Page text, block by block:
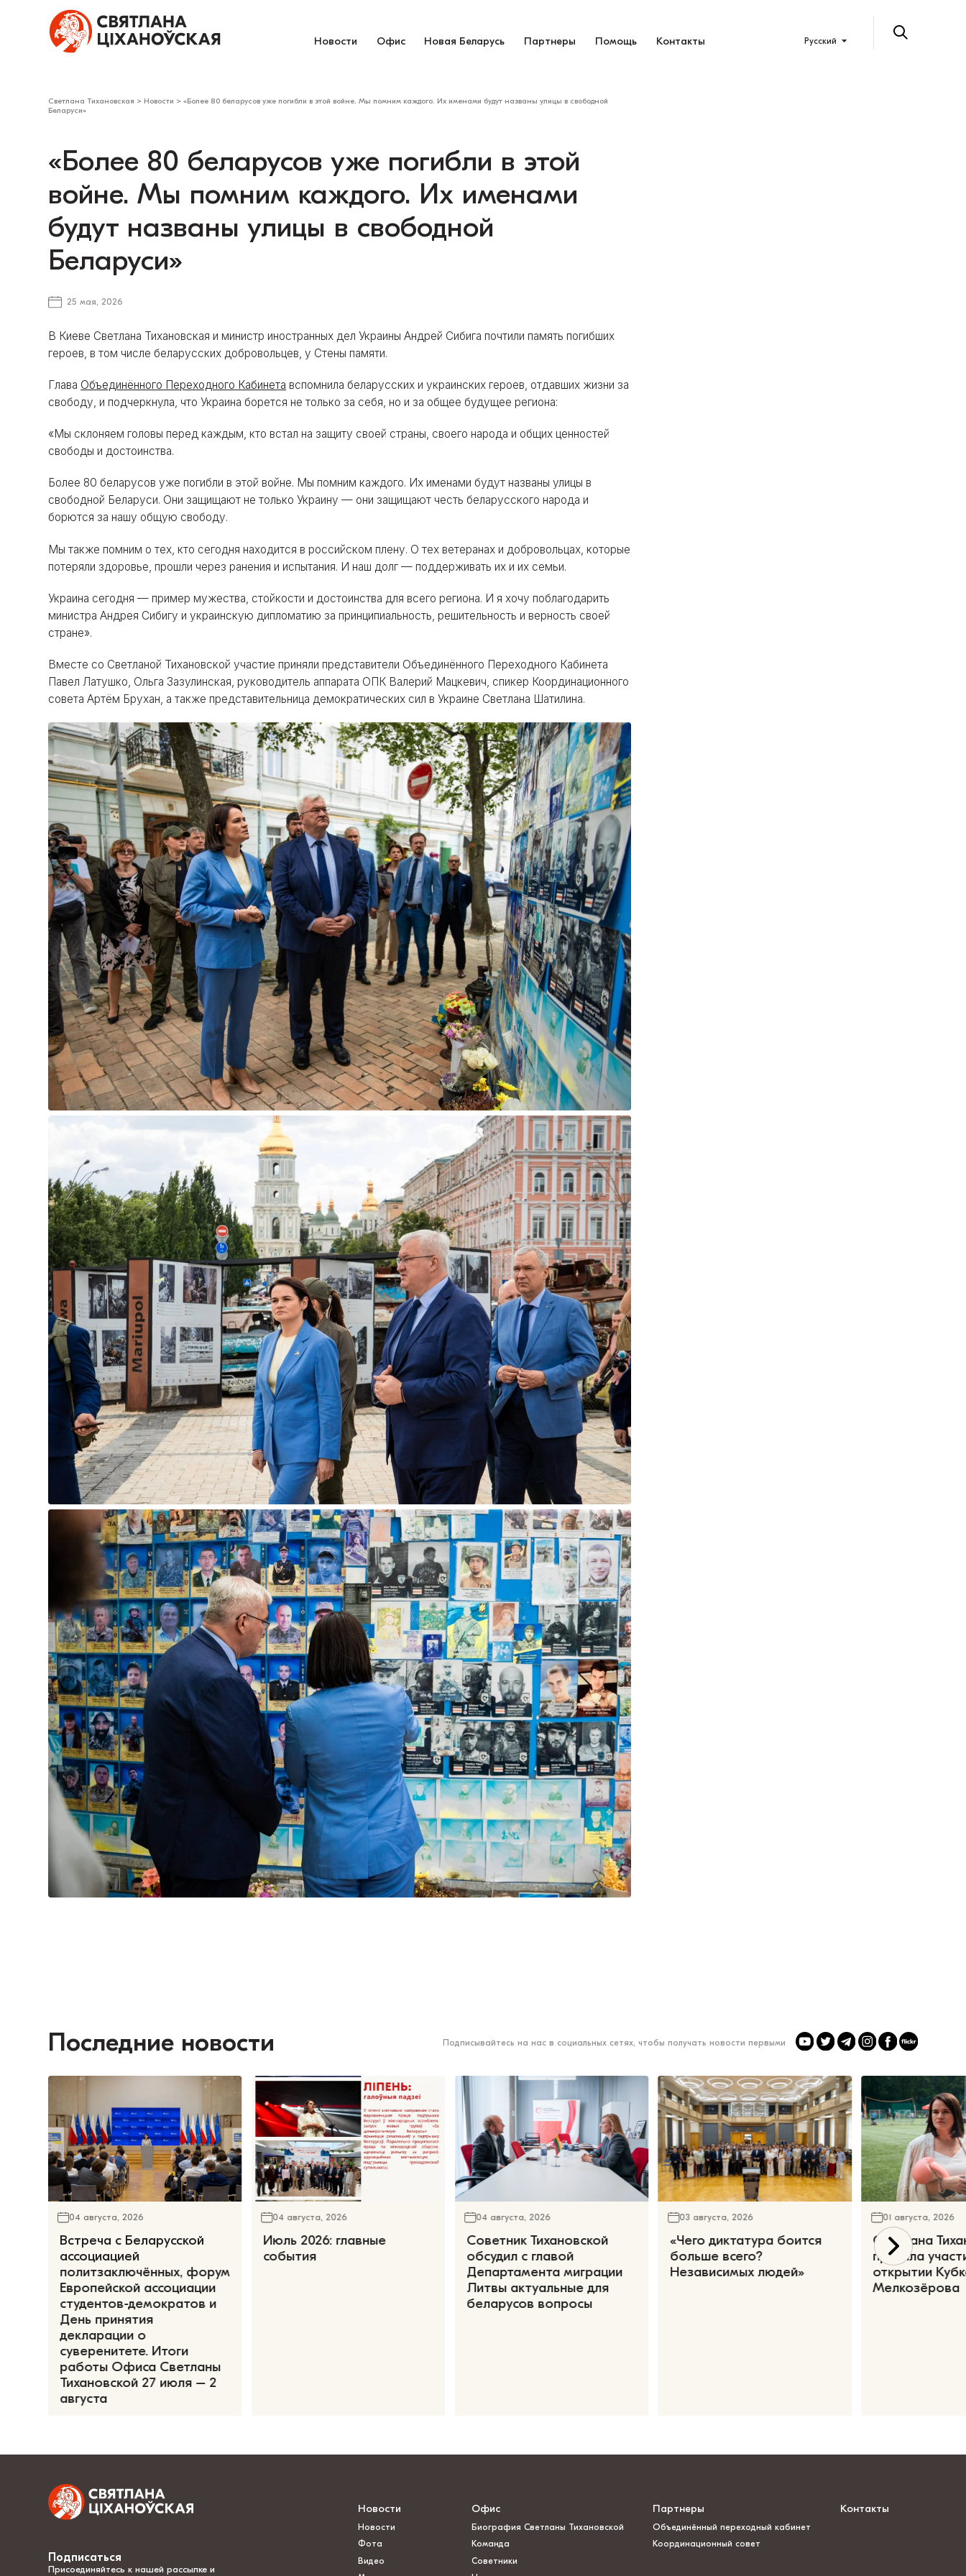
Новости Офис Новая Беларусь Партнеры Помощь Контакты Русский
Светлана Тихановская > Новости >«Более 80 беларусов уже погибли в этой войне. Мы помним каждого. Их именами будут названы улицы в свободной
Беларуси»
«Более 80 беларусов уже погибли в этой
войне. Мы помним каждого. Их именами
будут названы улицы в свободной
Беларуси»
25 мая, 2026
В Киеве Светлана Тихановская и министр иностранных дел Украины Андрей Сибига почтили память погибших
героев, в том числе беларусских добровольцев, у Стены памяти.
Глава Объединённого Переходного Кабинета вспомнила беларусских и украинских героев, отдавших жизни за
свободу, и подчеркнула, что Украина борется не только за себя, но и за общее будущее региона:
«Мы склоняем головы перед каждым, кто встал на защиту своей страны, своего народа и общих ценностей
свободы и достоинства.
Более 80 беларусов уже погибли в этой войне. Мы помним каждого. Их именами будут названы улицы в
свободной Беларуси. Они защищают не только Украину — они защищают честь беларусского народа и
борются за нашу общую свободу.
Мы также помним о тех, кто сегодня находится в российском плену. О тех ветеранах и добровольцах, которые
потеряли здоровье, прошли через ранения и испытания. И наш долг — поддерживать их и их семьи.
Украина сегодня — пример мужества, стойкости и достоинства для всего региона. И я хочу поблагодарить
министра Андрея Сибигу и украинскую дипломатию за принципиальность, решительность и верность своей
стране».
Вместе со Светланой Тихановской участие приняли представители Объединённого Переходного Кабинета
Павел Латушко, Ольга Зазулинская, руководитель аппарата ОПК Валерий Мацкевич, спикер Координационного
совета Артём Брухан, а также представительница демократических сил в Украине Светлана Шатилина.
Последние новости Подписывайтесь на нас в социальных сетях, чтобы получать новости первыми
04 августа, 2026
Встреча с Беларусской
ассоциацией
политзаключённых, форум
Европейской ассоциации
студентов-демократов и
День принятия
декларации о
суверенитете. Итоги
работы Офиса Светланы
Тихановской 27 июля – 2
августа
04 августа, 2026
Июль 2026: главные
события
04 августа, 2026
Советник Тихановской
обсудил с главой
Департамента миграции
Литвы актуальные для
беларусов вопросы
03 августа, 2026
«Чего диктатура боится
больше всего?
Независимых людей»
01 августа, 2026
Светлана
приняла
открытии
Мелкозёрова
Подписаться
Присоединяйтесь к нашей рассылке и
Новости
Новости
Фота
Видео
Офис
Биография Светланы Тихановской
Команда
Советники
Партнеры
Объединённый переходный кабинет
Координационный совет
Контакты